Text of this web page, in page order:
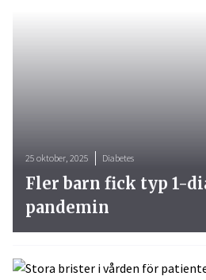
25 oktober, 2025 Diabetes
Fler barn fick typ 1-
pandemin